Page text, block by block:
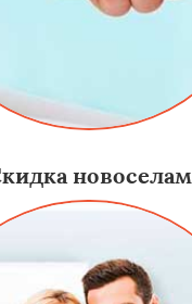
новоселам